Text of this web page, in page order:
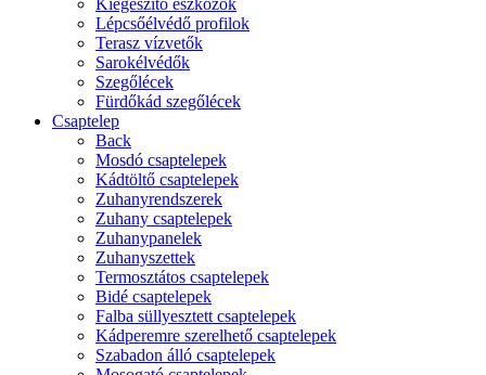
Lépcsőélvédő profilok
Terasz vízvetők
Sarokélvédők
Szegőlécek
Fürdőkád szegőlécek
Csaptelep
Back
Mosdó csaptelepek
Kádtöltő csaptelepek
Zuhanyrendszerek
Zuhany csaptelepek
Zuhanypanelek
Zuhanyszettek
Termosztátos csaptelepek
Bidé csaptelepek
Falba süllyesztett csaptelepek
Kádperemre szerelhető csaptelepek
Szabadon álló csaptelepek